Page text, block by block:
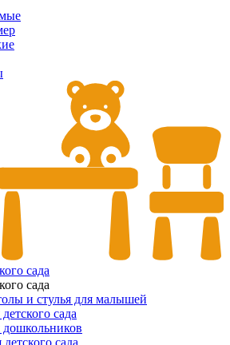
сада
сада
и стулья для малышей
сада
сада